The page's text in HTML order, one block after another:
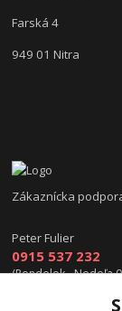
Farská 4
949 01 Nitra
Zákaznícka
Peter Fulier
0915 537 232
(Pondelok - Nedeľa